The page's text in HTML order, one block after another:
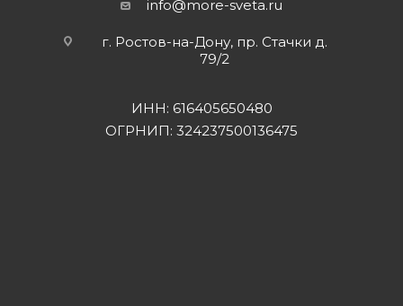
info@more-sveta.ru
г. Ростов-на-Дону, пр. Стачки д.
79/2
ИНН: 616405650480
ОГРНИП: 324237500136475